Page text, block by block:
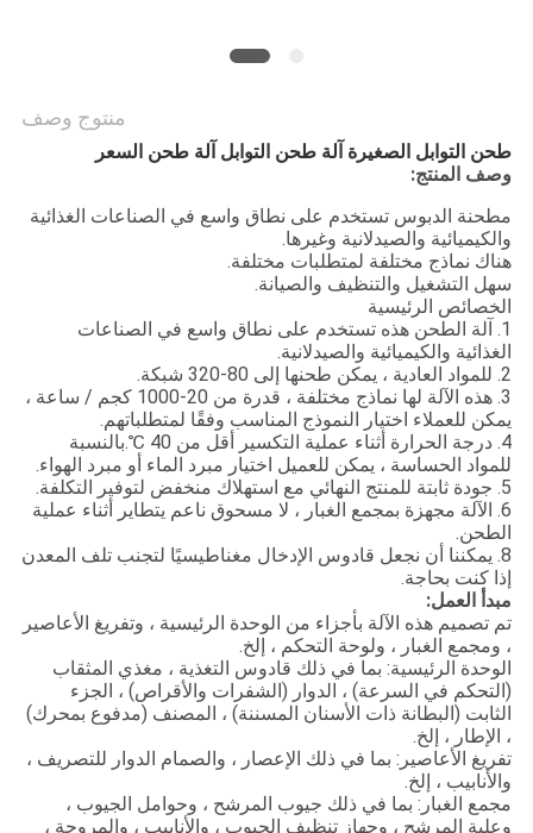
منتوج وصف
طحن التوابل الصغيرة آلة طحن التوابل آلة طحن السعر
وصف المنتج:
مطحنة الدبوس تستخدم على نطاق واسع في الصناعات الغذائية
والكيميائية والصيدلانية وغيرها.
هناك نماذج مختلفة لمتطلبات مختلفة.
سهل التشغيل والتنظيف والصيانة.
الخصائص الرئيسية
1. آلة الطحن هذه تستخدم على نطاق واسع في الصناعات
الغذائية والكيميائية والصيدلانية.
2. للمواد العادية ، يمكن طحنها إلى 80-320 شبكة.
3. هذه الآلة لها نماذج مختلفة ، قدرة من 20-1000 كجم / ساعة ،
يمكن للعملاء اختيار النموذج المناسب وفقًا لمتطلباتهم.
4. درجة الحرارة أثناء عملية التكسير أقل من 40 ℃.بالنسبة
للمواد الحساسة ، يمكن للعميل اختيار مبرد الماء أو مبرد الهواء.
5. جودة ثابتة للمنتج النهائي مع استهلاك منخفض لتوفير التكلفة.
6. الآلة مجهزة بمجمع الغبار ، لا مسحوق ناعم يتطاير أثناء عملية
الطحن.
8. يمكننا أن نجعل قادوس الإدخال مغناطيسيًا لتجنب تلف المعدن
إذا كنت بحاجة.
مبدأ العمل:
تم تصميم هذه الآلة بأجزاء من الوحدة الرئيسية ، وتفريغ الأعاصير
، ومجمع الغبار ، ولوحة التحكم ، إلخ.
الوحدة الرئيسية: بما في ذلك قادوس التغذية ، مغذي المثقاب
(التحكم في السرعة) ، الدوار (الشفرات والأقراص) ، الجزء
الثابت (البطانة ذات الأسنان المسننة) ، المصنف (مدفوع بمحرك)
، الإطار ، إلخ.
تفريغ الأعاصير: بما في ذلك الإعصار ، والصمام الدوار للتصريف ،
والأنابيب ، إلخ.
مجمع الغبار: بما في ذلك جيوب المرشح ، وحوامل الجيوب ،
وعلبة المرشح ، وجهاز تنظيف الجيوب ، والأنابيب ، والمروحة ،